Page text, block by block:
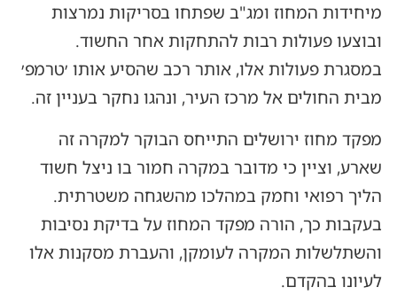
מיחידות המחוז ומג"ב שפתחו בסריקות נמרצות
ובוצעו פעולות רבות להתחקות אחר החשוד.
במסגרת פעולות אלו, אותר רכב שהסיע אותו ׳טרמפ׳
מבית החולים אל מרכז העיר, ונהגו נחקר בעניין זה.
מפקד מחוז ירושלים התייחס הבוקר למקרה זה
שארע, וציין כי מדובר במקרה חמור בו ניצל חשוד
הליך רפואי וחמק במהלכו מהשגחה משטרתית.
בעקבות כך, הורה מפקד המחוז על בדיקת נסיבות
והשתלשלות המקרה לעומקן, והעברת מסקנות אלו
לעיונו בהקדם.